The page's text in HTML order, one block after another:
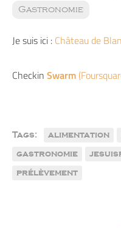
Gastronomie
Je suis ici : Château de
Checkin Swarm
Tags: alimentation
gastronomie
prélèvement